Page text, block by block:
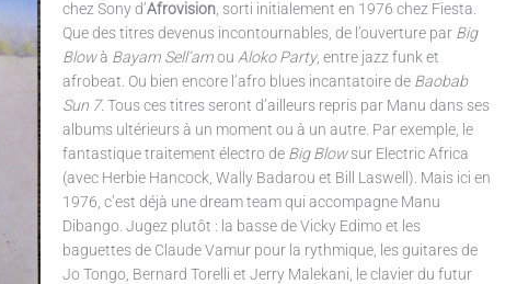
chez Sony d’Afrovision, sorti initialement en 1976 chez Fiesta.
Que des titres devenus incontournables, de l’ouverture par Big
Blowà Bayam Sell’amou Aloko Party, entre jazz funk et
afrobeat. Ou bien encore l’afro blues incantatoire de Baobab
Sun 7. Tous ces titres seront d’ailleurs repris par Manu dans ses
albums ultérieurs à un moment ou à un autre. Par exemple, le
fantastique traitement électro de Big Blowsur Electric Africa
(avec Herbie Hancock, Wally Badarou et Bill Laswell). Mais ici en
1976, c’est déjà une dream team qui accompagne Manu
Dibango. Jugez plutôt : la basse de Vicky Edimo et les
baguettes de Claude Vamur pour la rythmique, les guitares de
Jo Tongo, Bernard Torelli et Jerry Malekani, le clavier du futur